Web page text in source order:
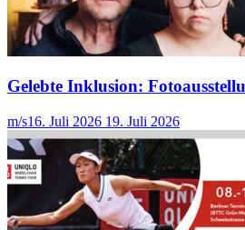
Gelebte Inklusion:
m/s16. Juli 2026 19. Juli 2026